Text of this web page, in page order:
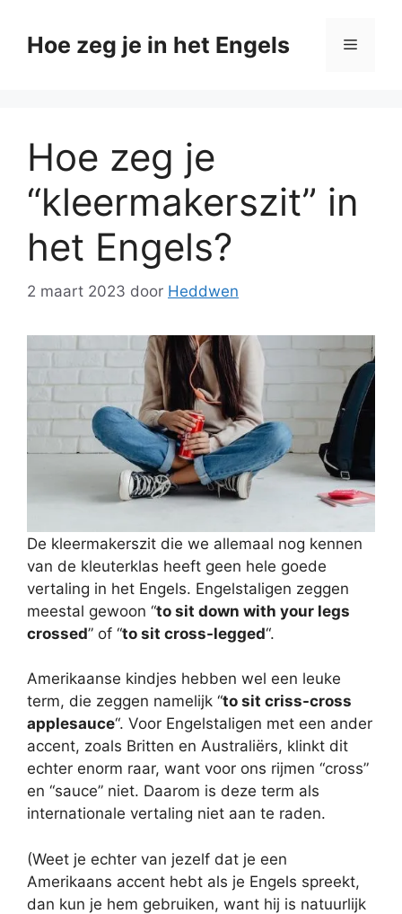
naarHoe zeg je in het Engels Menu
Hoe zeg je
“kleermakerszit” in
het Engels?
2 maart 2023 door Heddwen
De kleermakerszit die we allemaal nog kennen
van de kleuterklas heeft geen hele goede
vertaling in het Engels. Engelstaligen zeggen
meestal gewoon “to sit down with your legs
crossed” of “to sit cross-legged“.
Amerikaanse kindjes hebben wel een leuke
term, die zeggen namelijk “to sit criss-cross
applesauce“. Voor Engelstaligen met een ander
accent, zoals Britten en Australiërs, klinkt dit
echter enorm raar, want voor ons rijmen “cross”
en “sauce” niet. Daarom is deze term als
internationale vertaling niet aan te raden.
(Weet je echter van jezelf dat je een
Amerikaans accent hebt als je Engels spreekt,
dan kun je hem gebruiken, want hij is natuurlijk